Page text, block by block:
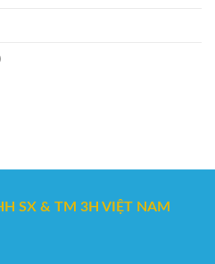
SX & TM 3H VIỆT NAM